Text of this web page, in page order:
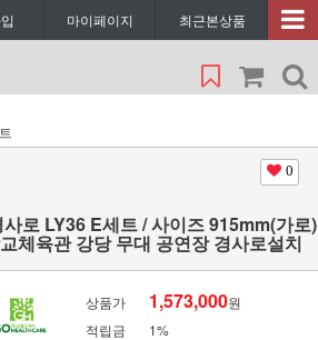
마이페이지 최근본상품
0
로 LY36 E세트 / 사이즈 915mm(가로)
체육관 강당 무대 공연장 경사로설치
상품가 1,573,000원
적립금
1%